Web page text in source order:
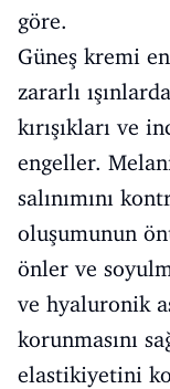
göre.
Güneş kremi
zararlı
kırışıkları ve
engeller.
salınımını
oluşumunun
önler ve
ve hyaluronik
korunmasını
elastikiyetini